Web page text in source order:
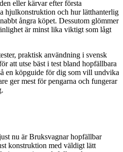
eller kärvar efter första
hjulkonstruktion och hur lätthanterlig
ångra köpet. Dessutom glömmer
är minst lika viktigt som lågt
praktisk användning i svensk
att utse bäst i test bland hopfällbara
en köpguide för dig som vill undvika
ger mest för pengarna och fungerar
nu är Bruksvagnar hopfällbar
konstruktion med väldigt lätt